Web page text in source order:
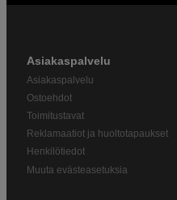
Asiakaspalvelu
Asiakaspalvelu
Ostoehdot
Toimitustavat
Reklamaatiot ja huoltotapaukset
Henkilötiedot
Muuta evästeasetuksia